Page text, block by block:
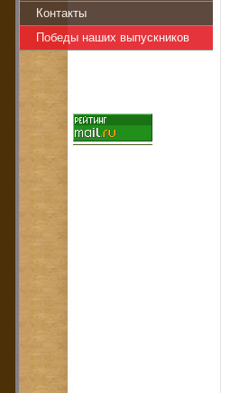
Контакты
Победы наших выпускников